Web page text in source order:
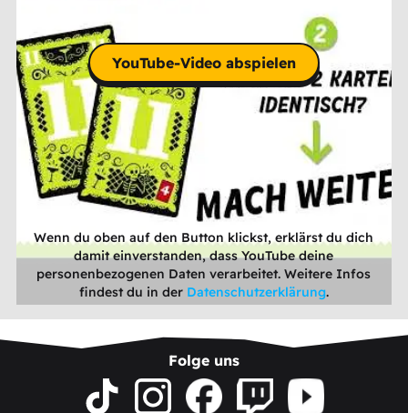
YouTube-Video abspielen
Wenn du oben auf den Button klickst, erklärst du dich
damit einverstanden, dass YouTube deine
personenbezogenen Daten verarbeitet. Weitere Infos
findest du in der Datenschutzerklärung.
Folge uns